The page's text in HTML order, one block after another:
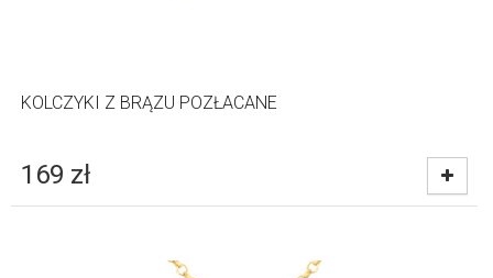
KOLCZYKI Z BRĄZU POZŁACANE
169 zł